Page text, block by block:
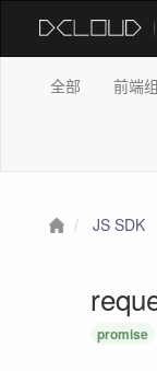
全部 前端
JS SDK
promise